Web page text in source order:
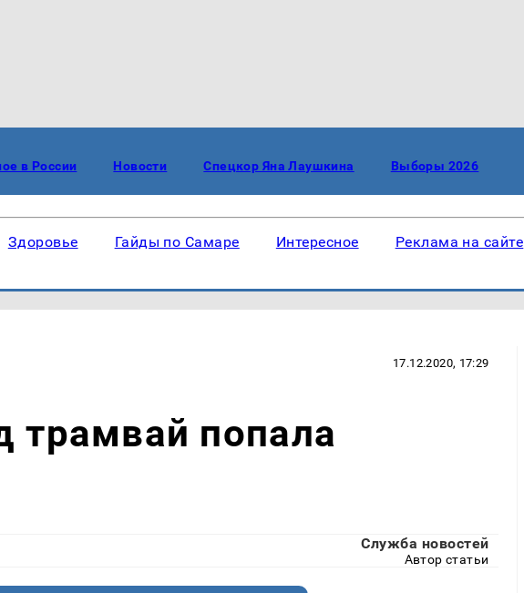
в России Новости Спецкор Яна Лаушкина Выборы 2026
Здоровье Гайды по Самаре Интересное Реклама на сайте
17.12.2020, 17:29
трамвай попала
Служба новостей
Автор статьи